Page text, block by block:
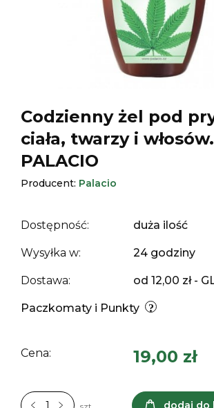
Codzienny żel pod
ciała, twarzy i
PALACIO
Producent: Palacio
Dostępność: duża ilość
Wysyłka w: 24 godziny
Dostawa: od 12,00 zł -
Paczkomaty i Punkty
Cena: 19,00 zł
dodaj do